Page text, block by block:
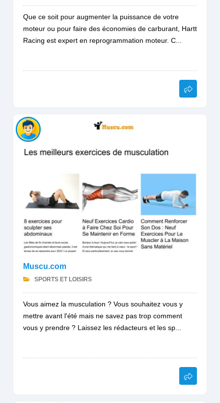
Que ce soit pour augmenter la puissance de votre
moteur ou pour faire des économies de carburant, Hartt
Racing est expert en reprogrammation moteur. C...
Muscu.com
SPORTS ET LOISIRS
Vous aimez la musculation ? Vous souhaitez vous y
mettre avant l'été mais ne savez pas trop comment
vous y prendre ? Laissez les rédacteurs et les sp...